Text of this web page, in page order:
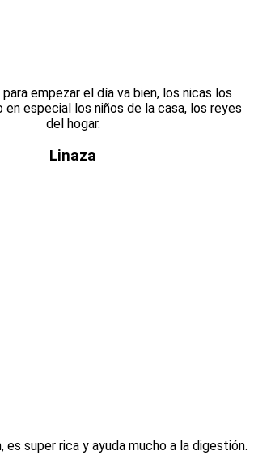
empezar el día va bien, los nicas los
en especial los niños de la casa, los reyes
del hogar.
Linaza
es super rica y ayuda mucho a la digestión.